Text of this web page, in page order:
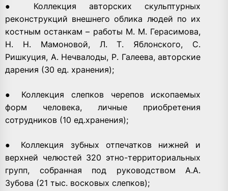
● Коллекция авторских скульптурных
реконструкций внешнего облика людей по их
костным останкам – работы М. М. Герасимова,
Н. Н. Мамоновой, Л. Т. Яблонского, С.
Ришкуция, А. Нечвалоды, Р. Галеева, авторские
дарения (30 ед. хранения);
● Коллекция слепков черепов ископаемых
форм человека, личные приобретения
сотрудников (10 ед.хранения);
● Коллекция зубных отпечатков нижней и
верхней челюстей 320 этно-территориальных
групп, собранная под руководством А.А.
Зубова (21 тыс. восковых слепков);